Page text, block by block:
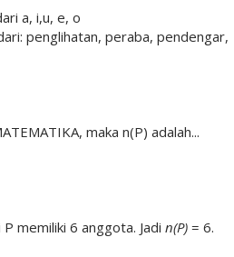
a, i,u, e, o
penglihatan, peraba, pendengar,
maka n(P) adalah...
P memiliki 6 anggota. Jadi n(P) = 6.